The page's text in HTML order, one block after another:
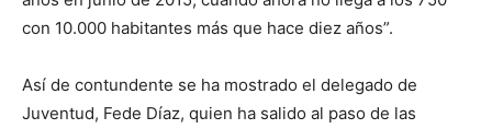
con 10.000 habitantes más que hace diez años”.
Así de contundente se ha mostrado el delegado de
Juventud, Fede Díaz, quien ha salido al paso de las